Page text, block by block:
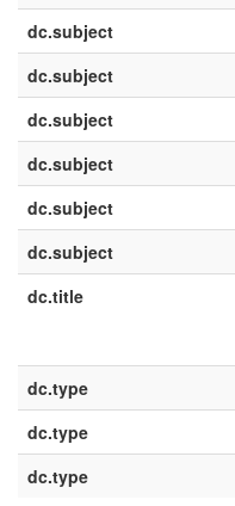
dc.subject
dc.subject
dc.subject
dc.subject
dc.subject
dc.subject
dc.title
dc.type
dc.type
dc.type